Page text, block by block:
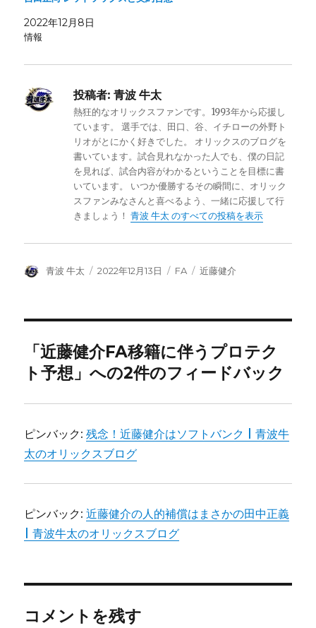
2022年12月8日
情報
投稿者: 青波 牛太
熱狂的なオリックスファンです。1993年から応援し
ています。 選手では、田口、谷、イチローの外野ト
リオがとにかく好きでした。 オリックスのブログを
書いています。試合見れなかった人でも、僕の日記
を見れば、試合内容がわかるということを目標に書
いています。 いつか優勝するその瞬間に、オリック
スファンみなさんと喜べるよう、一緒に応援して行
きましょう！青波 牛太 のすべての投稿を表示
投
青波 牛太
投
2022年12月13日
カ
FA
タ
近藤健介
「近藤健介FA移籍に伴うプロテク
ト予想」への2件のフィードバック
ピンバック:残念！近藤健介はソフトバンク | 青波牛
太のオリックスブログ
ピンバック:近藤健介の人的補償はまさかの田中正義
| 青波牛太のオリックスブログ
コメントを残す